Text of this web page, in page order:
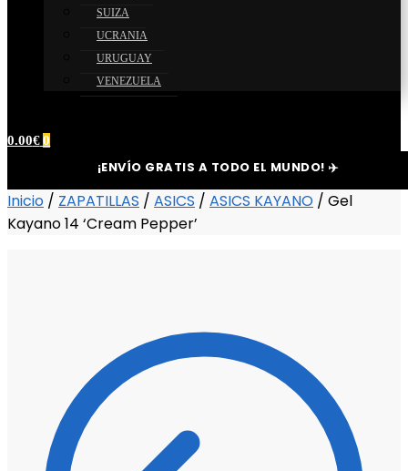
SUIZA
UCRANIA
URUGUAY
VENEZUELA
0.00€ 0
¡ENVÍO GRATIS A TODO EL MUNDO! ✈️
Inicio / ZAPATILLAS / ASICS / ASICS KAYANO / Gel
Kayano 14 ‘Cream Pepper’